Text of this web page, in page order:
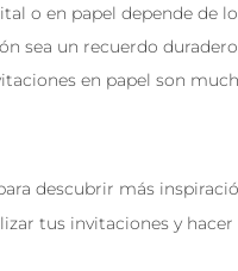
o en papel depende de
sea un recuerdo
en papel son
descubrir más
tus invitaciones y